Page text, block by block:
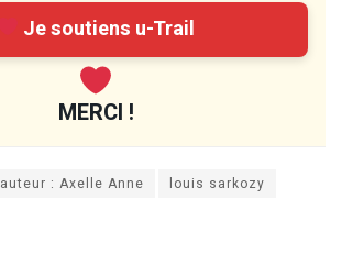
Je soutiens u-Trail
MERCI !
auteur : Axelle Anne louis sarkozy